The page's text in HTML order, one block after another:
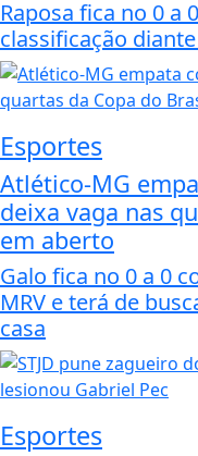
Raposa fica no 0 a
classificação
Esportes
Atlético-MG
deixa vaga nas
em aberto
Galo fica no 0 a 0
MRV e terá de
casa
Esportes